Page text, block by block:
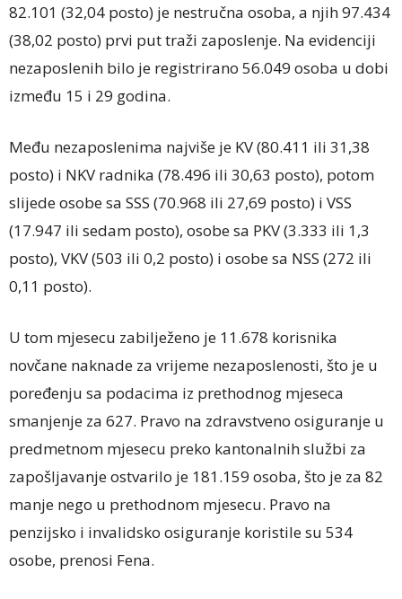
82.101 (32,04 posto) je nestručna osoba, a njih 97.434
(38,02 posto) prvi put traži zaposlenje. Na evidenciji
nezaposlenih bilo je registrirano 56.049 osoba u dobi
između 15 i 29 godina.
Među nezaposlenima najviše je KV (80.411 ili 31,38
posto) i NKV radnika (78.496 ili 30,63 posto), potom
slijede osobe sa SSS (70.968 ili 27,69 posto) i VSS
(17.947 ili sedam posto), osobe sa PKV (3.333 ili 1,3
posto), VKV (503 ili 0,2 posto) i osobe sa NSS (272 ili
0,11 posto).
U tom mjesecu zabilježeno je 11.678 korisnika
novčane naknade za vrijeme nezaposlenosti, što je u
poređenju sa podacima iz prethodnog mjeseca
smanjenje za 627. Pravo na zdravstveno osiguranje u
predmetnom mjesecu preko kantonalnih službi za
zapošljavanje ostvarilo je 181.159 osoba, što je za 82
manje nego u prethodnom mjesecu. Pravo na
penzijsko i invalidsko osiguranje koristile su 534
osobe, prenosi Fena.